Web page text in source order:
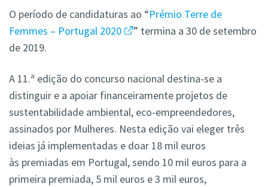
O período de candidaturas ao “Prémio Terre de
Femmes – Portugal 2020
” termina a 30 de setembro
de 2019.
A 11.ª edição do concurso nacional destina-se a
distinguir e a apoiar financeiramente projetos de
sustentabilidade ambiental, eco-empreendedores,
assinados por Mulheres. Nesta edição vai eleger três
ideias já implementadas e doar 18 mil euros
às premiadas em Portugal, sendo 10 mil euros para a
primeira premiada, 5 mil euros e 3 mil euros,